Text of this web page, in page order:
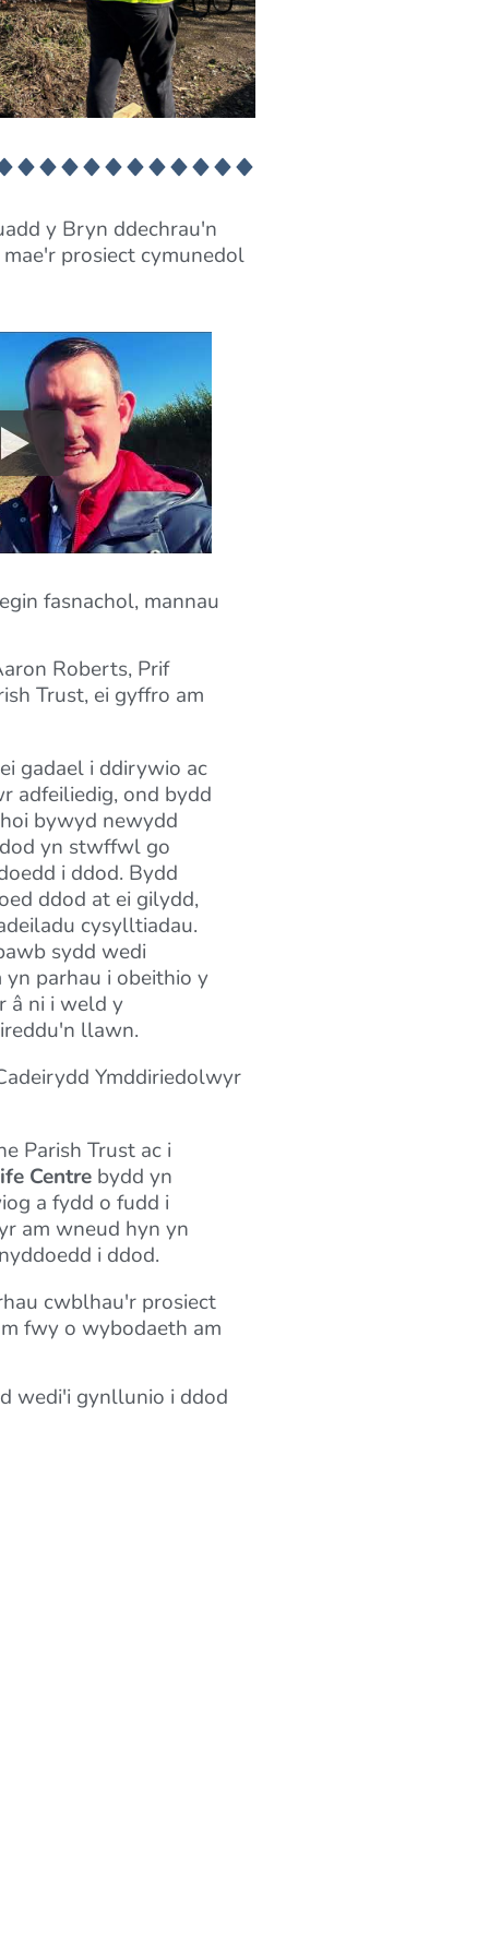
y Bryn ddechrau'n
prosiect cymunedol
fasnachol, mannau
Roberts, Prif
Trust, ei gyffro am
gadael i ddirywio ac
adfeiliedig, ond bydd
bywyd newydd
yn stwffwl go
i ddod. Bydd
ddod at ei gilydd,
cysylltiadau.
sydd wedi
parhau i obeithio y
â ni i weld y
llawn.
Ymddiriedolwyr
Parish Trust ac i
Centre bydd yn
a fydd o fudd i
am wneud hyn yn
i ddod.
cwblhau'r prosiect
fwy o wybodaeth am
wedi'i gynllunio i ddod